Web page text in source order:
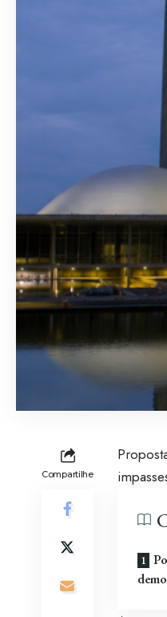
Compartilhe